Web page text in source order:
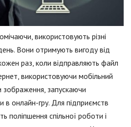
використовують різні
Вони отримують вигоду від
раз, коли відправляють файл
використовуючи мобільний
запускаючи
в онлайн-гру. Для підприємств
поліпшення спільної роботи і